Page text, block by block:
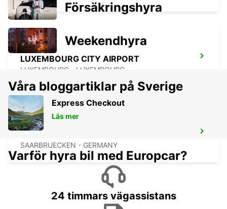
LUXEMBOURG CITY AIRPORT
LUXEMBOURG - LUXEMBOURG
SAARBRUECKEN - GERMANY
Försäkringshyra
Weekendhyra
Våra bloggartiklar på Sverige
Express Checkout
Läs mer
Varför hyra bil med Europcar?
24 timmars vägassistans